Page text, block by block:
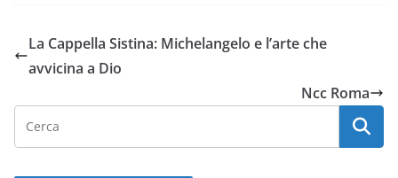
La Cappella Sistina: Michelangelo e l’arte che
avvicina a Dio
Ncc Roma